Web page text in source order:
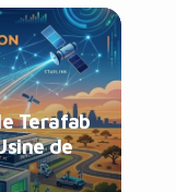
Terafab
de